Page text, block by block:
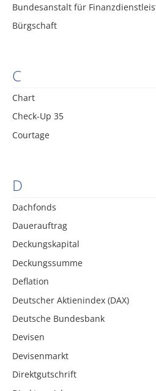
Bundesanstalt für
Bürgschaft
C
Chart
Check-Up 35
Courtage
D
Dachfonds
Dauerauftrag
Deckungskapital
Deckungssumme
Deflation
Deutscher Aktienindex (DAX)
Deutsche Bundesbank
Devisen
Devisenmarkt
Direktgutschrift